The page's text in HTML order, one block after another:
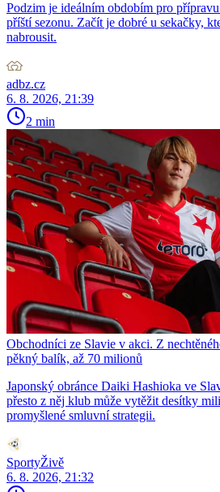
Podzim je ideálním obdobím pro
příští sezonu. Začít je dobré u sekačky,
nabrousit.
adbz.cz
6. 8. 2026, 21:39
2 min
Obchodníci ze Slavie v akci. Z
pěkný balík, až 70 milionů
Japonský obránce Daiki Hashioka ve
přesto z něj klub může vytěžit desítky
promyšlené smluvní strategii.
SportyŽivě
6. 8. 2026, 21:32